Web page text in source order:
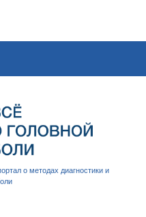
о методах диагностики и